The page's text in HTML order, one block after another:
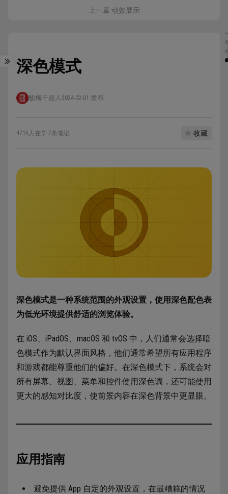
上一章 动效展示
深色模式
酸梅干超人 2024-02-01 发布
4715人在学·7条笔记 收藏
深色模式是一种系统范围的外观设置，使用深色配色表
为低光环境提供舒适的浏览体验。
在 iOS、iPadOS、macOS 和 tvOS 中，人们通常会选择暗
色模式作为默认界面风格，他们通常希望所有应用程序
和游戏都能尊重他们的偏好。在深色模式下，系统会对
所有屏幕、视图、菜单和控件使用深色调，还可能使用
更大的感知对比度，使前景内容在深色背景中更显眼。
应用指南
避免提供 App 自定的外观设置，在最糟糕的情况